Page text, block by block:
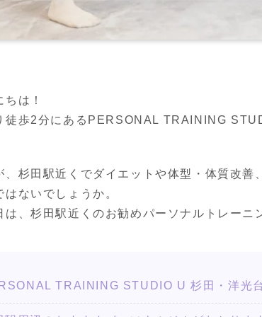
は！
徒歩2分にあるPERSONAL TRAINING
、杉田駅近くでダイエットや体型・体質改
はないでしょうか。
は、杉田駅近くのお勧めパーソナルトレーニ
TRAINING STUDIO U 杉田・洋光